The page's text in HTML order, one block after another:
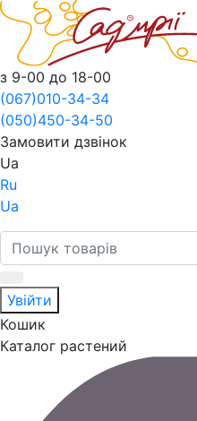
з 9-00 до 18-00
(067)010-34-34
(050)450-34-50
Замовити дзвінок
Ua
Ru
Ua
Увійти
Кошик
Каталог растений